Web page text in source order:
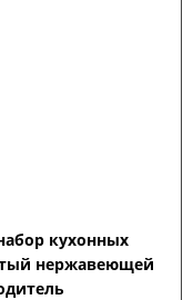
кухонных
нержавеющей